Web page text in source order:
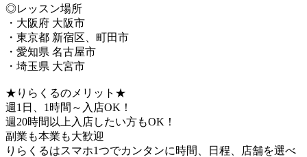
◎レッスン場所
・大阪府 大阪市
・東京都 新宿区、町田市
・愛知県 名古屋市
・埼玉県 大宮市
★りらくるのメリット★
週1日、1時間～入店OK！
週20時間以上入店したい方もOK！
副業も本業も大歓迎
りらくるはスマホ1つでカンタンに時間、日程、店舗を選べ